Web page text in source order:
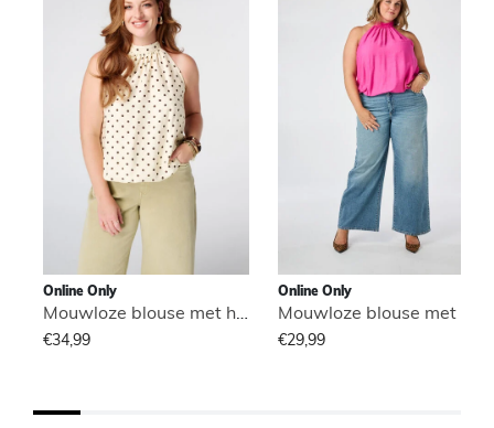
Online Only
Mouwloze blouse met hoge hals
€34,99
Online Only
€29,99